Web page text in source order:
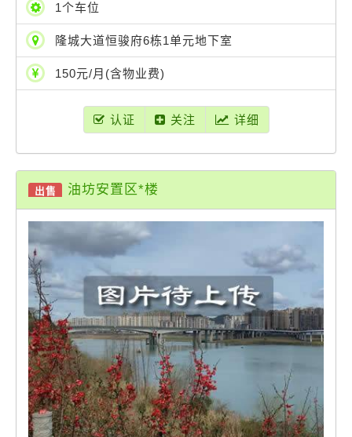
1个车位
隆城大道恒骏府6栋1单元地下室
150元/月(含物业费)
认证 关注 详细
出售 油坊安置区*楼